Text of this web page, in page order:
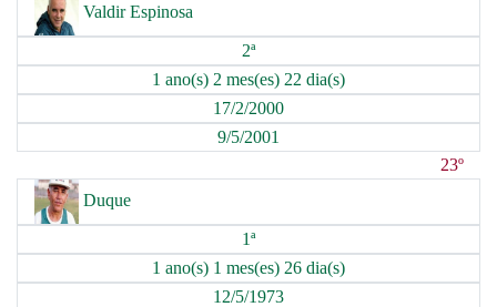
Valdir Espinosa
2ª
1 ano(s) 2 mes(es) 22 dia(s)
17/2/2000
9/5/2001
23º
Duque
1ª
1 ano(s) 1 mes(es) 26 dia(s)
12/5/1973